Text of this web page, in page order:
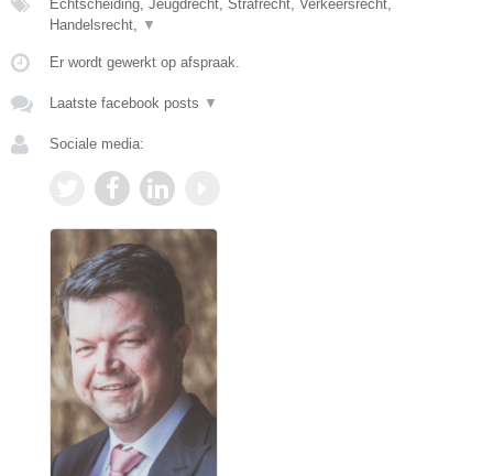
Echtscheiding, Jeugdrecht, Strafrecht, Verkeersrecht,
Handelsrecht,
▼
Er wordt gewerkt op afspraak.
Laatste facebook posts ▼
Sociale media: